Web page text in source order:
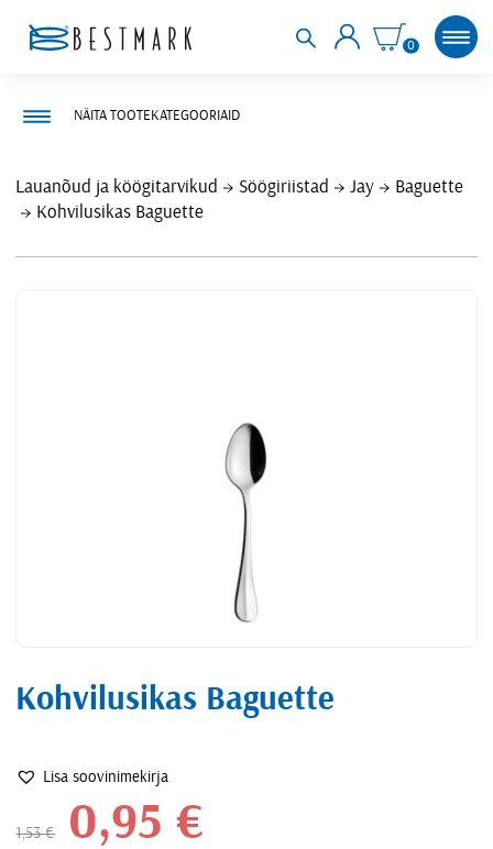
0
Lauanõud ja köögitarvikud Söögiriistad Jay
Baguette
Kohvilusikas Baguette
Kohvilusikas Baguette
Lisa soovinimekirja
1,53€ 0,95 €
NÄITA TOOTEKATEGOORIAID